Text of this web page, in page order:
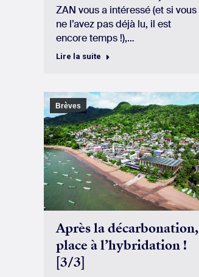
ZAN vous a intéressé (et si vous
ne l’avez pas déjà lu, il est
encore temps !),…
Lire la suite
Brèves
Après la décarbonation,
place à l’hybridation !
[3/3]